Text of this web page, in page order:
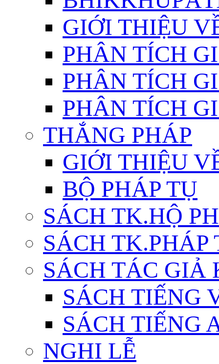
GIỚI THIỆU
PHÂN TÍCH
PHÂN TÍCH
PHÂN TÍCH
THẮNG PHÁP
GIỚI THIỆU
BỘ PHÁP TỤ
SÁCH TK.HỘ
SÁCH TK.PHÁP
SÁCH TÁC GIẢ
SÁCH TIẾNG
SÁCH TIẾNG
NGHI LỄ